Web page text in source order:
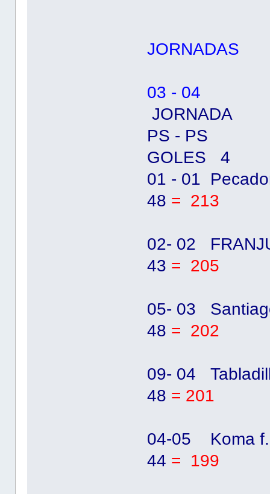
03 - 04
JORNADA
PS -
GOLES 4
01 - 01
48 = 213
02- 02
43 = 205
05- 03
48 = 202
09- 04
48 = 201
04-05 Koma
44 = 199